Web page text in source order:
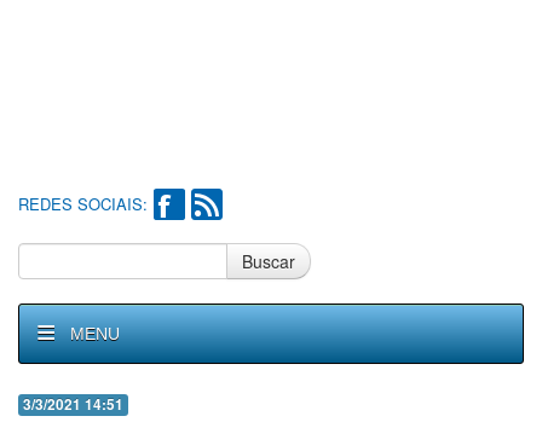
REDES SOCIAIS:
Buscar
MENU
3/3/2021 14:51